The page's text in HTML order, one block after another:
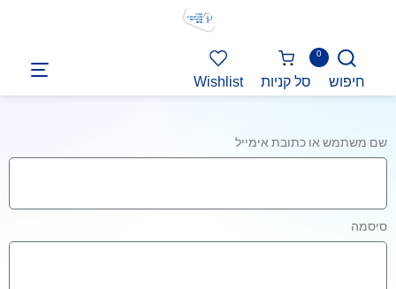
Wishlist
0
סל קניות חיפוש
שם משתמש או כתובת אימייל
סיסמה